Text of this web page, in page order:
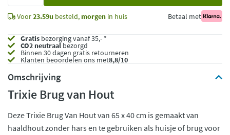
Voor23.59u besteld, morgen in huis Betaal met
Gratis bezorging vanaf 35,- *
CO2 neutraalbezorgd
Binnen 30 dagen gratis retourneren
Klanten beoordelen ons met8,8/10
Omschrijving
Trixie Brug van Hout
Deze Trixie Brug Van Hout van 65 x 40 cm is gemaakt van
haaldhout zonder hars en te gebruiken als huisje of brug voor